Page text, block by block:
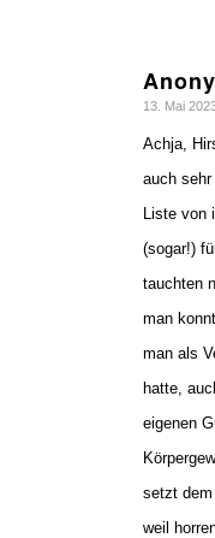
sagte:
13. Mai
Achja,
auch
Liste von
(sogar!)
tauchten
man
man als
hatte,
eigenen
setzt dem
weil